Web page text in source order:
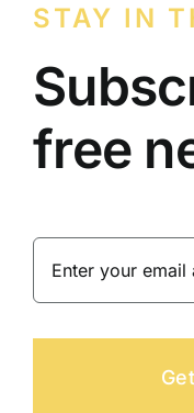
STAY IN
free